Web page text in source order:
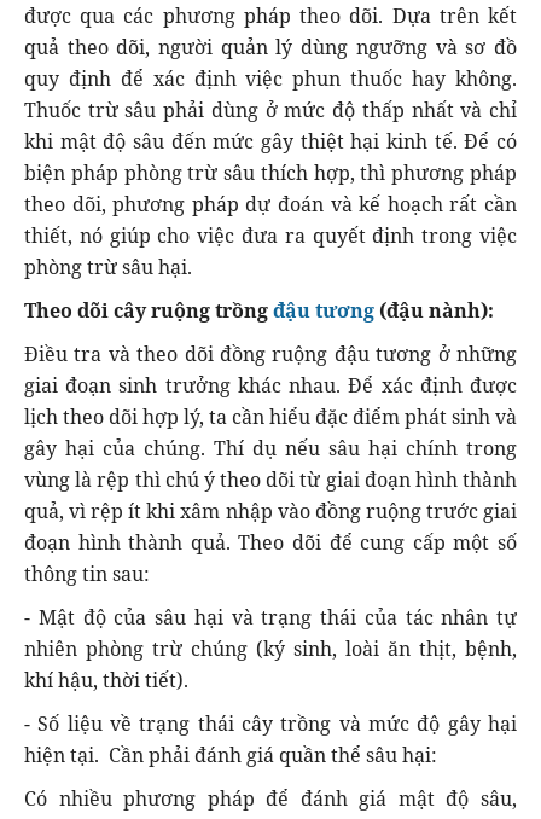
được qua các phương pháp theo dõi. Dựa trên kết
quả theo dõi, người quản lý dùng ngưỡng và sơ đồ
quy định để xác định việc phun thuốc hay không.
Thuốc trừ sâu phải dùng ở mức độ thấp nhất và chỉ
khi mật độ sâu đến mức gây thiệt hại kinh tế. Để có
biện pháp phòng trừ sâu thích hợp, thì phương pháp
theo dõi, phương pháp dự đoán và kế hoạch rất cần
thiết, nó giúp cho việc đưa ra quyết định trong việc
phòng trừ sâu hại.
Theo dõi cây ruộng trồngđậu tương (đậu nành):
Điều tra và theo dõi đồng ruộng đậu tương ở những
giai đoạn sinh trưởng khác nhau. Để xác định được
lịch theo dõi hợp lý, ta cần hiểu đặc điểm phát sinh và
gây hại của chúng. Thí dụ nếu sâu hại chính trong
vùng là rệp thì chú ý theo dõi từ giai đoạn hình thành
quả, vì rệp ít khi xâm nhập vào đồng ruộng trước giai
đoạn hình thành quả. Theo dõi để cung cấp một số
thông tin sau:
- Mật độ của sâu hại và trạng thái của tác nhân tự
nhiên phòng trừ chúng (ký sinh, loài ăn thịt, bệnh,
khí hậu, thời tiết).
- Số liệu về trạng thái cây trồng và mức độ gây hại
hiện tại. Cần phải đánh giá quần thể sâu hại:
Có nhiều phương pháp để đánh giá mật độ sâu,